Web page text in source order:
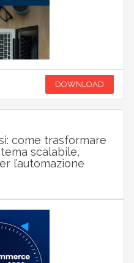
DOWNLOAD
come trasformare
scalabile,
l’automazione